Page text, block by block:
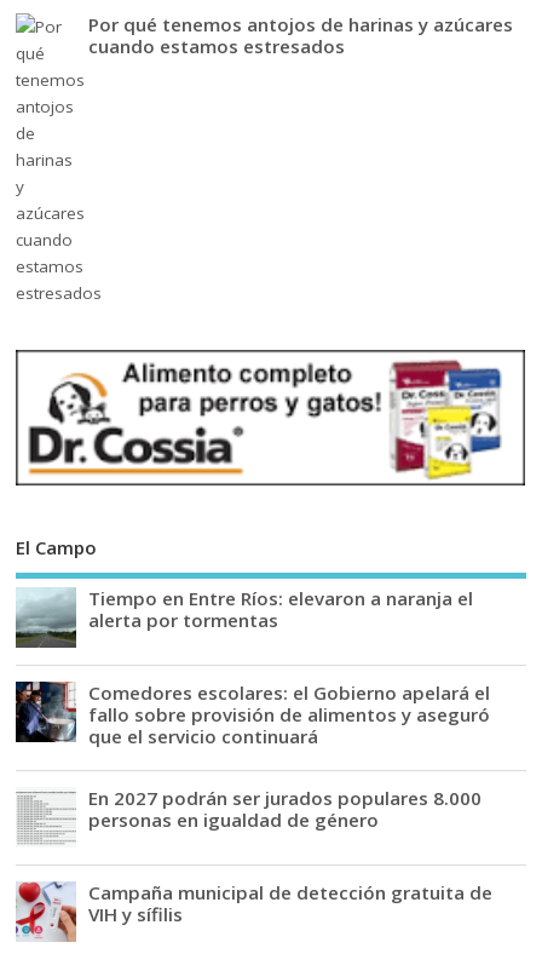
Por qué tenemos antojos de harinas y azúcares
cuando estamos estresados
El Campo
Tiempo en Entre Ríos: elevaron a naranja el
alerta por tormentas
Comedores escolares: el Gobierno apelará el
fallo sobre provisión de alimentos y aseguró
que el servicio continuará
En 2027 podrán ser jurados populares 8.000
personas en igualdad de género
Campaña municipal de detección gratuita de
VIH y sífilis